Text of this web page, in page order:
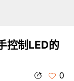
控制LED的
0